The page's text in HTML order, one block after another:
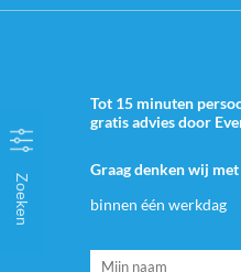
Zoeken
Tot 15 minuten
gratis advies door
Graag denken wij met
binnen één werkdag